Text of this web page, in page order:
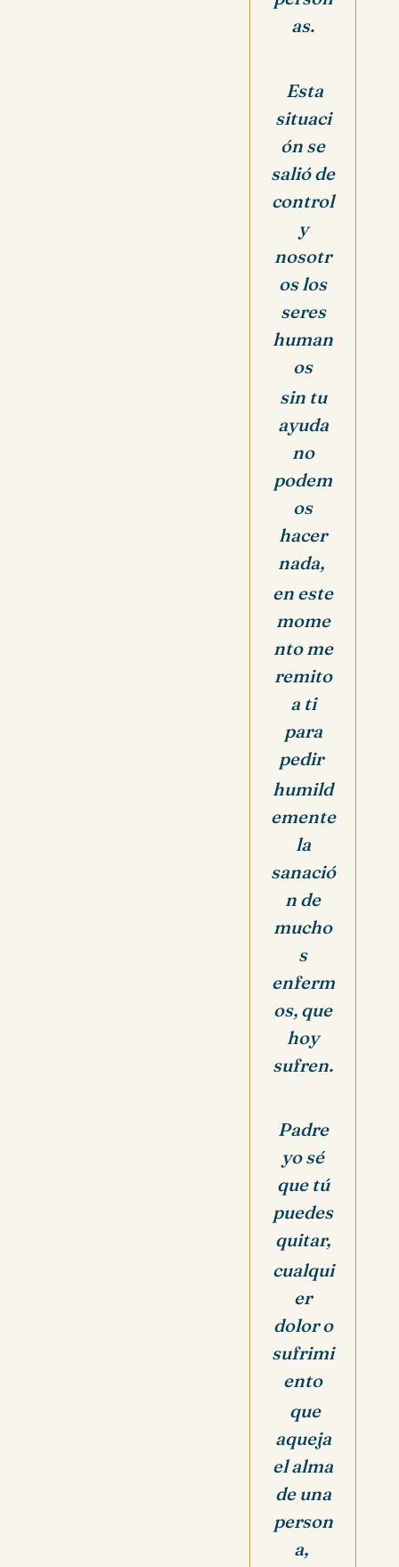
as.
Esta
situaci
ón se
salió de
control
y
nosotr
os los
seres
human
os
sin tu
ayuda
no
podem
os
hacer
nada,
en este
mome
nto me
remito
a ti
para
pedir
humild
emente
la
sanació
n de
mucho
s
enferm
os, que
hoy
sufren.
Padre
yo sé
que tú
puedes
quitar,
cualqui
er
dolor o
sufrimi
ento
que
aqueja
el alma
de una
person
a,